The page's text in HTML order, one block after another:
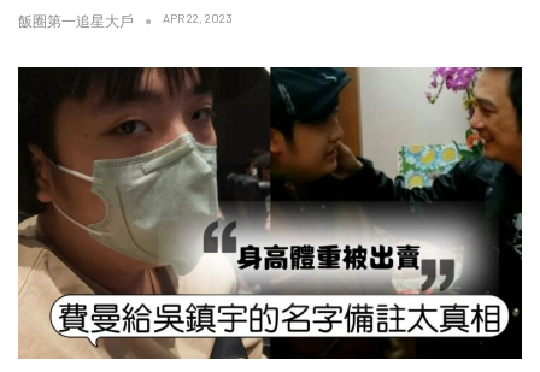
飯圈第一追星大戶 APR 22, 2023